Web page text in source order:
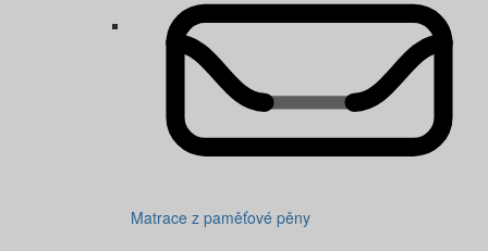
Matrace z paměťové pěny